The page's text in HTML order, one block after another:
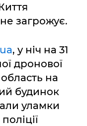
загрожує.
, у ніч на 31
дронової
на
будинок
уламки